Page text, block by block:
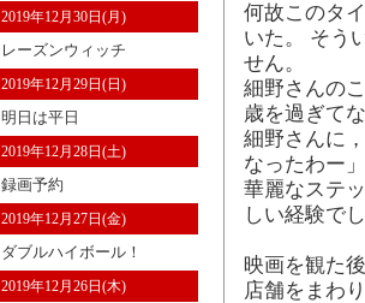
2019年12月30日(月)
レーズンウィッチ
2019年12月29日(日)
明日は平日
2019年12月28日(土)
録画予約
2019年12月27日(金)
ダブルハイボール！
2019年12月26日(木)
何故このタ
いた。 そう
せん。
細野さんの
歳を過ぎて
細野さんに
なったわー
華麗なステ
しい経験で
映画を観た
店舗をまわ